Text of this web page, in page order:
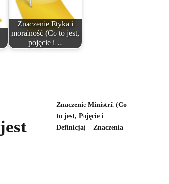
Znaczenie Etyka i
moralność (Co to jest,
pojęcie i…
Znaczenie Ministril (Co
to jest, Pojęcie i
Definicja) – Znaczenia